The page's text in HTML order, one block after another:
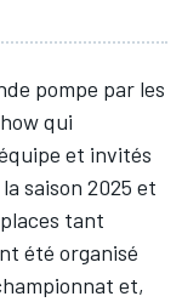
pompe par les
qui
et invités
saison 2025 et
tant
été organisé
et,